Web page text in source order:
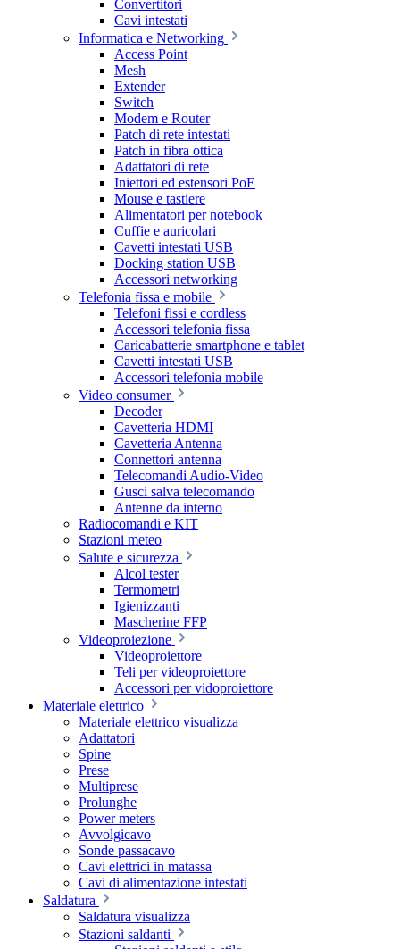
Convertitori
Cavi intestati
Informatica e Networking
Access Point
Mesh
Extender
Switch
Modem e Router
Patch di rete intestati
Patch in fibra ottica
Adattatori di rete
Iniettori ed estensori PoE
Mouse e tastiere
Alimentatori per notebook
Cuffie e auricolari
Cavetti intestati USB
Docking station USB
Accessori networking
Telefonia fissa e mobile
Telefoni fissi e cordless
Accessori telefonia fissa
Caricabatterie smartphone e tablet
Cavetti intestati USB
Accessori telefonia mobile
Video consumer
Decoder
Cavetteria HDMI
Cavetteria Antenna
Connettori antenna
Telecomandi Audio-Video
Gusci salva telecomando
Antenne da interno
Radiocomandi e KIT
Stazioni meteo
Salute e sicurezza
Alcol tester
Termometri
Igienizzanti
Mascherine FFP
Videoproiezione
Videoproiettore
Teli per videoproiettore
Accessori per vidoproiettore
Materiale elettrico
Materiale elettrico visualizza
Adattatori
Spine
Prese
Multiprese
Prolunghe
Power meters
Avvolgicavo
Sonde passacavo
Cavi elettrici in matassa
Cavi di alimentazione intestati
Saldatura
Saldatura visualizza
Stazioni saldanti